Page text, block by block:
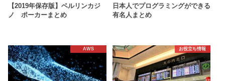
【2019年保存版】ベルリンカジ
ノ ポーカーまとめ
日本人でプログラミングができる
有名人まとめ
AWS お役立ち情報